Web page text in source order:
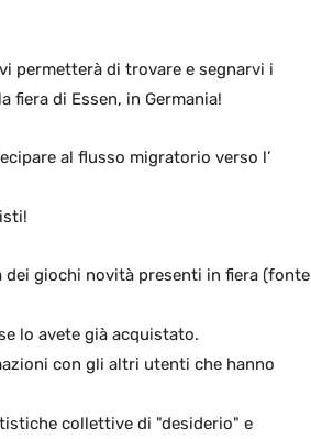
permetterà di trovare e segnarvi i
di Essen, in Germania!
al flusso migratorio verso l’
giochi novità presenti in fiera (fonte
lo avete già acquistato.
con gli altri utenti che hanno
collettive di "desiderio" e